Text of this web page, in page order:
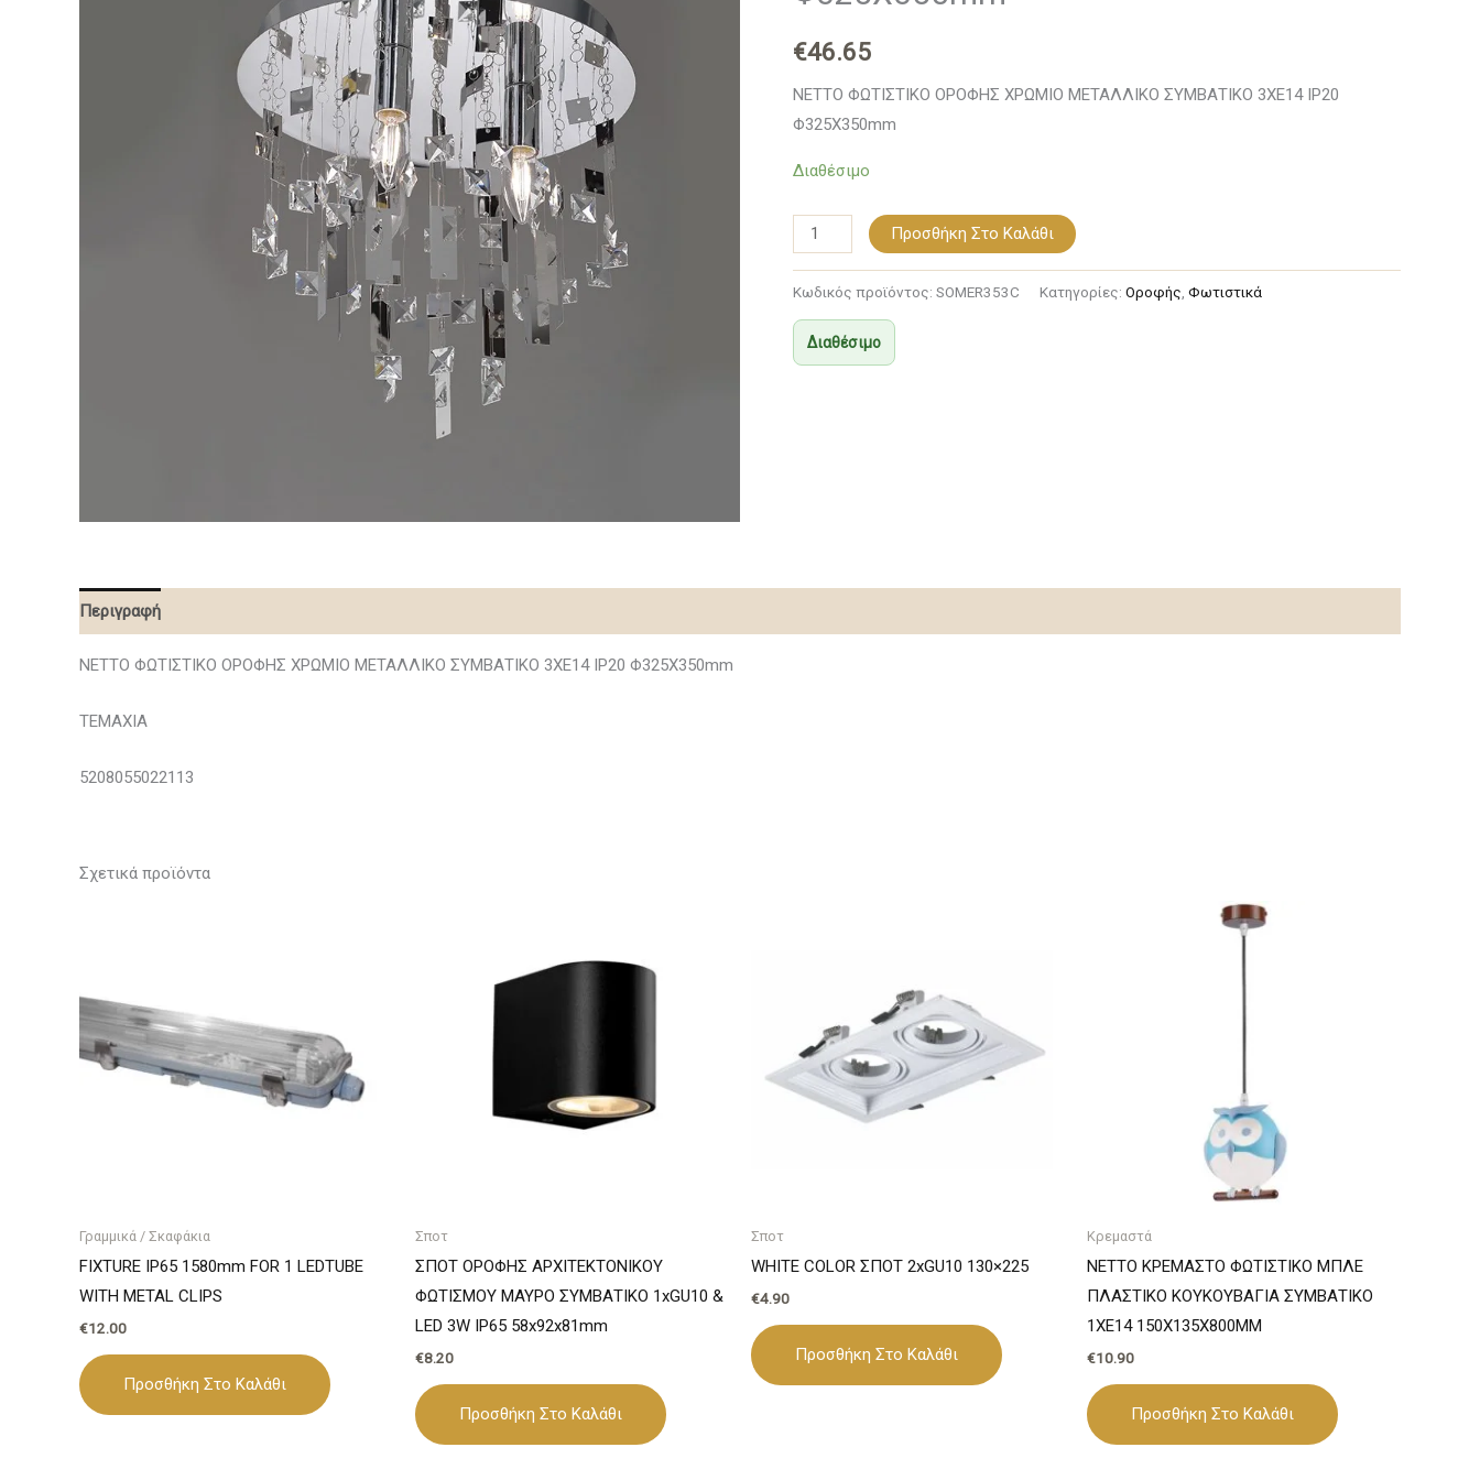
€46.65
NETTO ΦΩΤΙΣΤΙΚΟ ΟΡΟΦΗΣ ΧΡΩΜΙΟ ΜΕΤΑΛΛΙΚΟ ΣΥΜΒΑΤΙΚΟ 3ΧΕ14 IP20
Φ325Χ350mm
Διαθέσιμο
3ΧΕ14
Προσθήκη Στο Καλάθι
Κωδικός προϊόντος: SOMER353C Κατηγορίες: Οροφής Φωτιστικά
Διαθέσιμο
Περιγραφή
NETTO ΦΩΤΙΣΤΙΚΟ ΟΡΟΦΗΣ ΧΡΩΜΙΟ ΜΕΤΑΛΛΙΚΟ ΣΥΜΒΑΤΙΚΟ 3ΧΕ14 IP20 Φ325Χ350mm
ΤΕΜΑΧΙΑ
5208055022113
Σχετικά προϊόντα
Γραμμικά / Σκαφάκια
FIXTURE IP65 1580mm FOR 1 LEDTUBE
WITH METAL CLIPS
€12.00
Προσθήκη Στο Καλάθι
Σποτ
ΣΠΟΤ ΟΡΟΦΗΣ ΑΡΧΙΤΕΚΤΟΝΙΚΟΥ
ΦΩΤΙΣΜΟΥ ΜΑΥΡΟ ΣΥΜΒΑΤΙΚΟ 1xGU10 &
LED 3W IP65 58x92x81mm
€8.20
Προσθήκη Στο Καλάθι
Σποτ
WHITE COLOR ΣΠΟΤ 2xGU10 130×225
€4.90
Προσθήκη Στο Καλάθι
Κρεμαστά
NETTO ΚΡΕΜΑΣΤΟ ΦΩΤΙΣΤΙΚΟ ΜΠΛΕ
ΠΛΑΣΤΙΚΟ ΚΟΥΚΟΥΒΑΓΙΑ ΣΥΜΒΑΤΙΚΟ
1ΧΕ14 150Χ135Χ800ΜM
€10.90
Προσθήκη Στο Καλάθι